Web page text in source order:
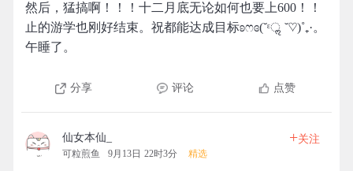
然后，猛搞啊！！！十二月底无论如何也要上600！！
止的游学也刚好结束。祝都能达成目标ʚෆɞ(˘ᵋॢ ˘♡)˚₊·。
午睡了。
分享 评论 点赞
仙女本仙_
可粒煎鱼 9月13日 22时3分 精选
+关注